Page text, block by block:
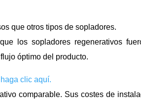
que otros tipos de sopladores.
los sopladores regenerativos
óptimo del producto.
clic aquí.
comparable. Sus costes de